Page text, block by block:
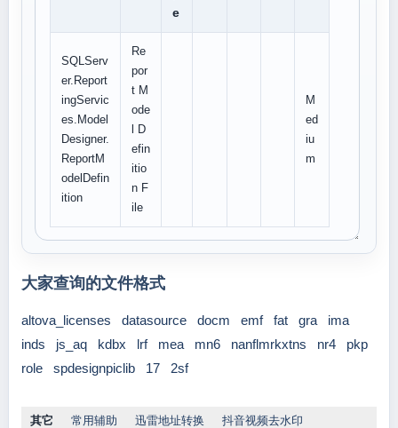
e
SQLServ
er.Report
ingServic
es.Model
Designer.
ReportM
odelDefin
ition
Re
por
t M
ode
l D
efin
itio
n F
ile
M
ed
iu
m
大家查询的文件格式
altova_licenses datasource docm emf fat gra
ima
inds
js_aq kdbx lrf mea mn6 nanflmrkxtns nr4
pkp
role
spdesignpiclib 17 2sf
其它 常用辅助 迅雷地址转换 抖音视频去水印